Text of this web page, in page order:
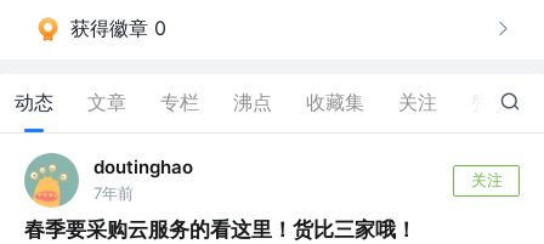
获得徽章 0
动态 文章 专栏 沸点 收藏集 关注 0
doutinghao
7年前
关注
春季要采购云服务的看这里！货比三家哦！